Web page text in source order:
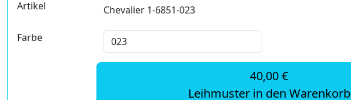
Artikel
Chevalier 1-6851-023
Farbe
40,00 €
Leihmuster in den Warenkorb